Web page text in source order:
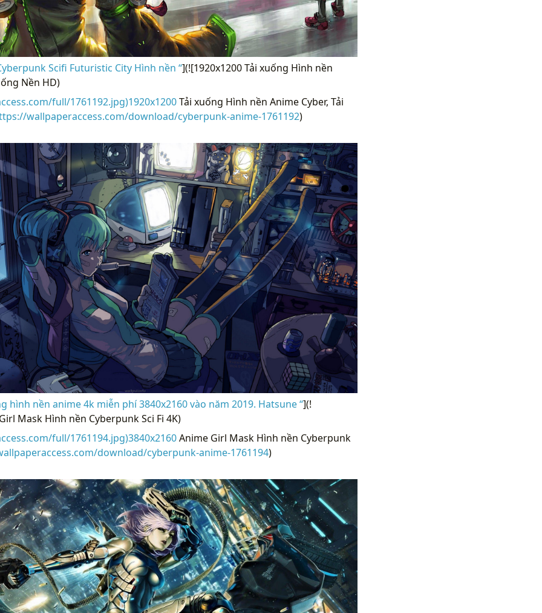
Scifi Futuristic City Hình nền “](![1920x1200 Tải xuống Hình nền
Nền HD)
full/1761192.jpg)1920x1200Tải xuống Hình nền Anime Cyber, Tải
wallpaperaccess.com/download/cyberpunk-anime-1761192)
hình nền anime 4k miễn phí 3840x2160 vào năm 2019. Hatsune “](!
Mask Hình nền Cyberpunk Sci Fi 4K)
full/1761194.jpg)3840x2160Anime Girl Mask Hình nền Cyberpunk
download/cyberpunk-anime-1761194)